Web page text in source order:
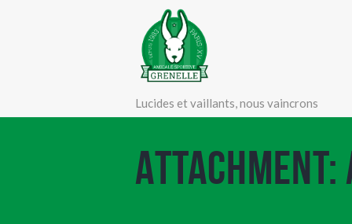
Lucides et vaillants, nous vaincrons
Attachment: